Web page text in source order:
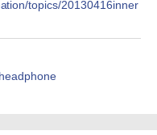
topics/20130416inner